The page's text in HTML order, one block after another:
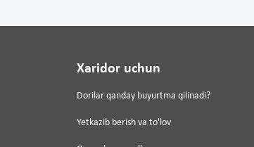
Xaridor uchun
Dorilar qanday buyurtma qilinadi?
Yetkazib berish va to'lov